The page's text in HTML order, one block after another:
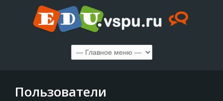
Пользователи